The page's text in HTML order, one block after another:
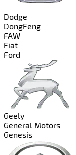
Dodge
DongFeng
FAW
Fiat
Ford
Geely
General Motors
Genesis